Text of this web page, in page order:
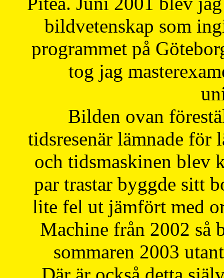
bildvetenskap som
programmet på
tog jag
Bilden ovan
tidsresenär lämnade för
och tidsmaskinen blev
par trastar byggde sitt
lite fel ut jämfört med
Machine från 2002 så
sommaren 2003